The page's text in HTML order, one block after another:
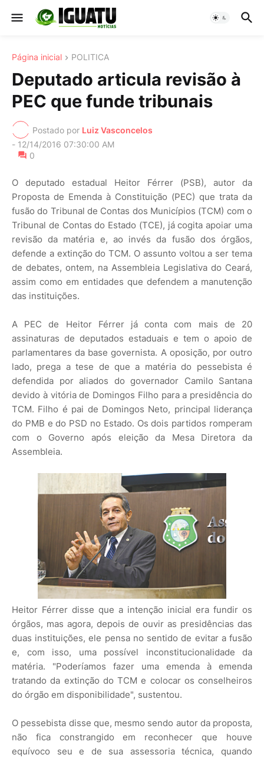
Página inicial POLITICA
Deputado articula revisão à
PEC que funde tribunais
Postado por Luiz Vasconcelos
- 12/14/2016 07:30:00 AM
0
O deputado estadual Heitor Férrer (PSB), autor da
Proposta de Emenda à Constituição (PEC) que trata da
fusão do Tribunal de Contas dos Municípios (TCM) com o
Tribunal de Contas do Estado (TCE), já cogita apoiar uma
revisão da matéria e, ao invés da fusão dos órgãos,
defende a extinção do TCM. O assunto voltou a ser tema
de debates, ontem, na Assembleia Legislativa do Ceará,
assim como em entidades que defendem a manutenção
das instituições.
A PEC de Heitor Férrer já conta com mais de 20
assinaturas de deputados estaduais e tem o apoio de
parlamentares da base governista. A oposição, por outro
lado, prega a tese de que a matéria do pessebista é
defendida por aliados do governador Camilo Santana
devido à vitória de Domingos Filho para a presidência do
TCM. Filho é pai de Domingos Neto, principal liderança
do PMB e do PSD no Estado. Os dois partidos romperam
com o Governo após eleição da Mesa Diretora da
Assembleia.
Heitor Férrer disse que a intenção inicial era fundir os
órgãos, mas agora, depois de ouvir as presidências das
duas instituições, ele pensa no sentido de evitar a fusão
e, com isso, uma possível inconstitucionalidade da
matéria. "Poderíamos fazer uma emenda à emenda
tratando da extinção do TCM e colocar os conselheiros
do órgão em disponibilidade", sustentou.
O pessebista disse que, mesmo sendo autor da proposta,
não fica constrangido em reconhecer que houve
equívoco seu e de sua assessoria técnica, quando